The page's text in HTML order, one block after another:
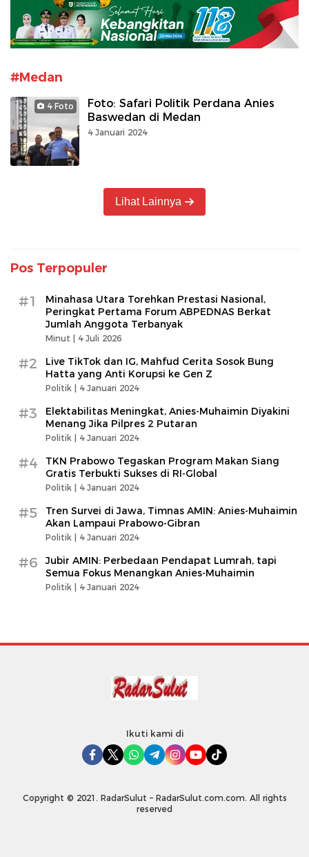
#Medan
4 Foto
Foto: Safari Politik Perdana Anies
Baswedan di Medan
4 Januari 2024
Lihat Lainnya
Pos Terpopuler
#1
Minahasa Utara Torehkan Prestasi Nasional,
Peringkat Pertama Forum ABPEDNAS Berkat
Jumlah Anggota Terbanyak
Minut | 4 Juli 2026
#2
Live TikTok dan IG, Mahfud Cerita Sosok Bung
Hatta yang Anti Korupsi ke Gen Z
Politik | 4 Januari 2024
#3
Elektabilitas Meningkat, Anies-Muhaimin Diyakini
Menang Jika Pilpres 2 Putaran
Politik | 4 Januari 2024
#4
TKN Prabowo Tegaskan Program Makan Siang
Gratis Terbukti Sukses di RI-Global
Politik | 4 Januari 2024
#5
Tren Survei di Jawa, Timnas AMIN: Anies-Muhaimin
Akan Lampaui Prabowo-Gibran
Politik | 4 Januari 2024
#6
Jubir AMIN: Perbedaan Pendapat Lumrah, tapi
Semua Fokus Menangkan Anies-Muhaimin
Politik | 4 Januari 2024
Ikuti kami di
Copyright © 2021. RadarSulut – RadarSulut.com.com. All rights
reserved